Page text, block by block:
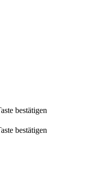
bestätigen
bestätigen